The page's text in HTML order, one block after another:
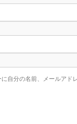
自分の名前、メールアド